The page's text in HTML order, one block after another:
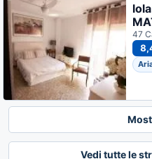
47
Vedi tutte le